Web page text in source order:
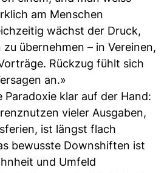
am Menschen
wächst der Druck,
übernehmen – in Vereinen,
Rückzug fühlt sich
an.»
Paradoxie klar auf der Hand:
vieler Ausgaben,
ist längst flach
bewusste Downshiften ist
und Umfeld